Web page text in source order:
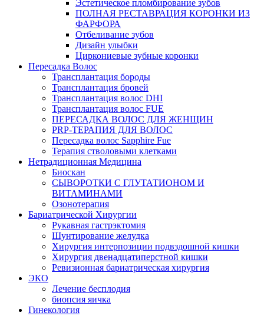
Эстетическое пломбирование зубов
ПОЛНАЯ РЕСТАВРАЦИЯ КОРОНКИ ИЗ
ФАРФОРА
Отбеливание зубов
Дизайн улыбки
Циркониевые зубные коронки
Пересадка Волос
Трансплантация бороды
Трансплантация бровей
Трансплантация волос DHI
Трансплантация волос FUE
ПЕРЕСАДКА ВОЛОС ДЛЯ ЖЕНЩИН
PRP-ТЕРАПИЯ ДЛЯ ВОЛОС
Пересадка волос Sapphire Fue
Терапия стволовыми клетками
Нетрадиционная Медицина
Биоскан
СЫВОРОТКИ С ГЛУТАТИОНОМ И
ВИТАМИНАМИ
Озонотерапия
Бариатрической Хирургии
Рукавная гастрэктомия
Шунтирование желудка
Хирургия интерпозиции подвздошной кишки
Хирургия двенадцатиперстной кишки
Ревизионная бариатрическая хирургия
ЭКО
Лечение бесплодия
биопсия яичка
Гинекология